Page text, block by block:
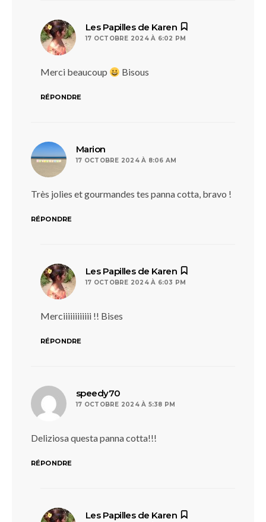
Les Papilles de Karen
17 OCTOBRE 2024 À 6:02 PM
Merci beaucoup Bisous
RÉPONDRE
Marion
17 OCTOBRE 2024 À 8:06 AM
Très jolies et gourmandes tes panna cotta, bravo !
RÉPONDRE
Les Papilles de Karen
17 OCTOBRE 2024 À 6:03 PM
Merciiiiiiiiiiii !! Bises
RÉPONDRE
speedy70
17 OCTOBRE 2024 À 5:38 PM
Deliziosa questa panna cotta!!!
RÉPONDRE
Les Papilles de Karen